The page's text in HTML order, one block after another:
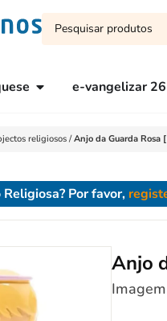
e-vangelizar 26
religiosos/Anjo da Guarda Rosa
Por favor,
Anjo